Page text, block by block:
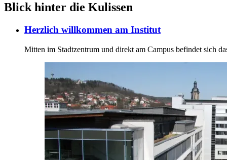
Blick hinter die Kulissen
Herzlich willkommen am Institut
Mitten im Stadtzentrum und direkt am Campus befindet sich